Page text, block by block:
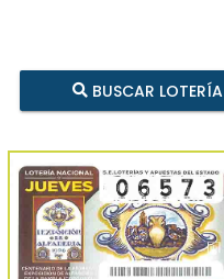
BUSCAR LOTERÍA